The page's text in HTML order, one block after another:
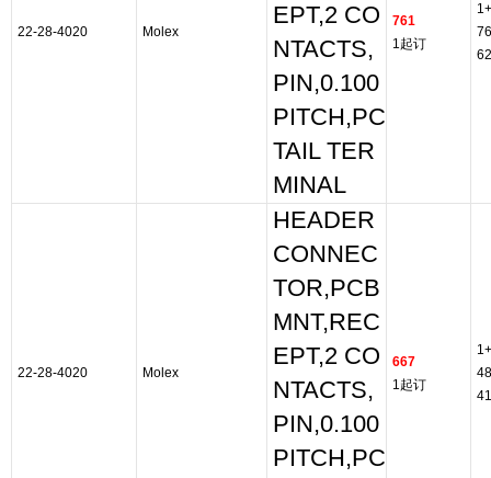
22-28-4020 Molex
EPT,2 CO
NTACTS,
PIN,0.100
PITCH,PC
TAIL TER
MINAL
761
1起订
1+
22-28-4020 Molex
HEADER
CONNEC
TOR,PCB
MNT,REC
EPT,2 CO
NTACTS,
PIN,0.100
PITCH,PC
667
1起订
1+